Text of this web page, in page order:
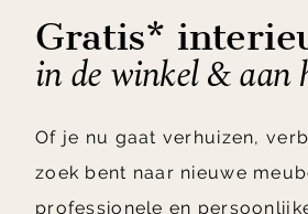
Gratis*
in de winkel & aan
Of je nu gaat verhuizen,
zoek bent naar nieuwe
professionele en